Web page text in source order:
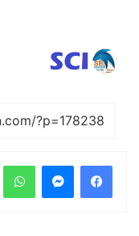
فيسبوك